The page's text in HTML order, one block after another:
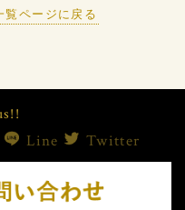
覧ページに戻る
Line Twitter